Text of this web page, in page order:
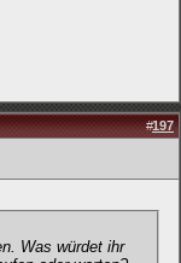
#197
Was würdet ihr